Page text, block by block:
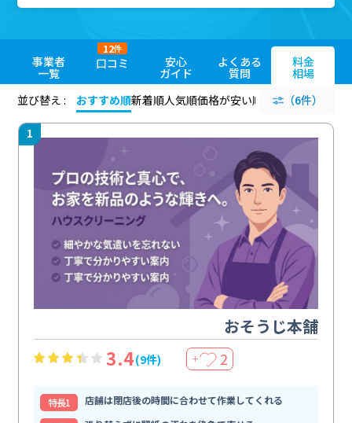
事業者
一覧
口コミ
12件
安心
ガイド
よくある
質問
料金
相場
並び替え :
おすすめ順新着順人気順価格が安い順 評価が高い順
（6件）
1
おそうじ本舗
3.4(9件) ＋ 2
特⻑1
店舗は閉店後の時間に合わせて作業してくれる